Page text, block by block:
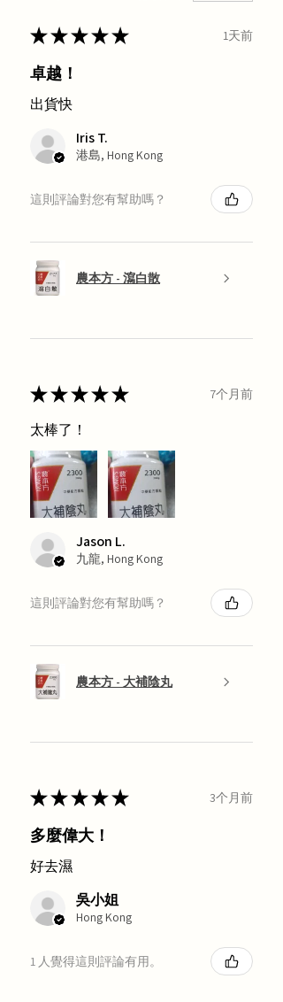
★★★★★ 1天前
卓越！
出貨快
Iris T.
港島, Hong Kong
這則評論對您有幫助嗎？
農本方 - 瀉白散
★★★★★ 7个月前
太棒了！
Jason L.
九龍, Hong Kong
這則評論對您有幫助嗎？
農本方 - 大補陰丸
★★★★★ 3个月前
多麼偉大！
好去濕
吳小姐
Hong Kong
1 人覺得這則評論有用。